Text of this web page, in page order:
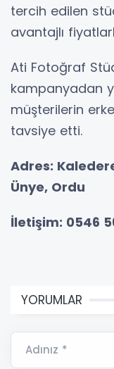
tercih edilen
avantajlı
Ati Fotoğraf
kampanyadan
müşterilerin
tavsiye etti.
Adres:
Ünye, Ordu
İletişim: 0546
YORUMLAR
Adınız *